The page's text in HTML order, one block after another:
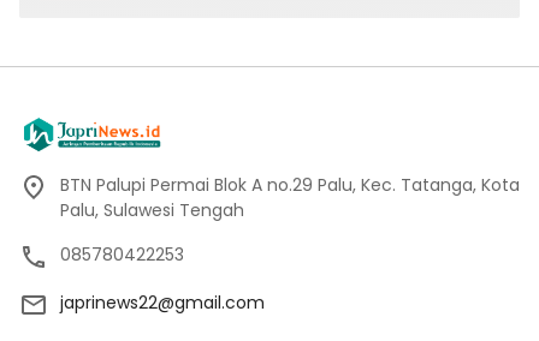
BTN Palupi Permai Blok A no.29 Palu, Kec. Tatanga, Kota
Palu, Sulawesi Tengah
085780422253
japrinews22@gmail.com